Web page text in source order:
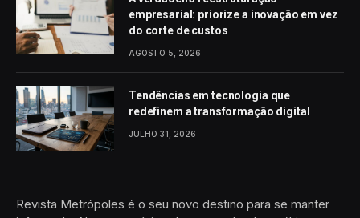
empresarial: priorize a inovação em vez
do corte de custos
AGOSTO 5, 2026
Tendências em tecnologia que
redefinem a transformação digital
JULHO 31, 2026
Revista Metrópoles é o seu novo destino para se manter